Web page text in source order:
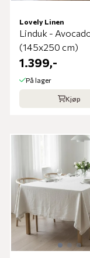
Lovely Linen
Linduk -
(145x250 cm)
1.399,-
På lager
Kjøp